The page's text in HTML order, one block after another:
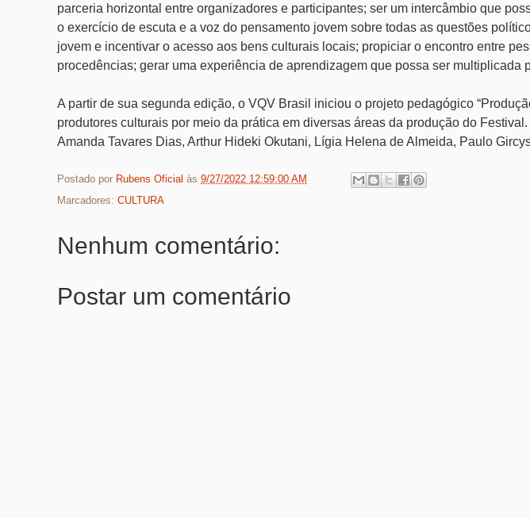
parceria horizontal entre organizadores e participantes; ser um intercâmbio que
o exercício de escuta e a voz do pensamento jovem sobre todas as questões
jovem e incentivar o acesso aos bens culturais locais; propiciar o encontro entre
procedências; gerar uma experiência de aprendizagem que possa ser multiplicada
A partir de sua segunda edição, o VQV Brasil iniciou o projeto pedagógico
produtores culturais por meio da prática em diversas áreas da produção do
Amanda Tavares Dias, Arthur Hideki Okutani, Lígia Helena de Almeida, Paulo
Postado por Rubens Oficial às 9/27/2022 12:59:00 AM
Marcadores: CULTURA
Nenhum comentário:
Postar um comentário